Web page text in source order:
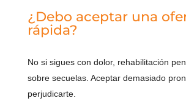
¿Debo aceptar una
rápida?
No si sigues con dolor, rehabilitación
sobre secuelas. Aceptar demasiado
perjudicarte.